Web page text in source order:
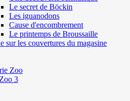
Le secret de Böckin
Les iguanodons
Cause d'encombrement
Le printemps de Broussaille
sur les couvertures du magasine
Zoo
3